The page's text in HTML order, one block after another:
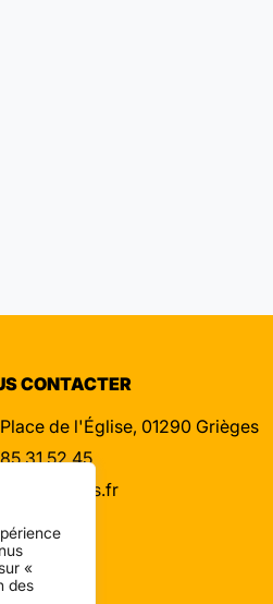
«
des
CONTACTER
de l'Église, 01290 Grièges
31 52 45